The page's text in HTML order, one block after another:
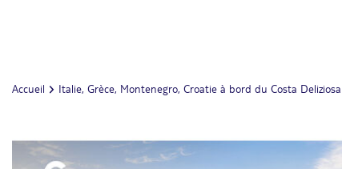
Accueil Italie, Grèce, Montenegro, Croatie à bord du Costa Deliziosa